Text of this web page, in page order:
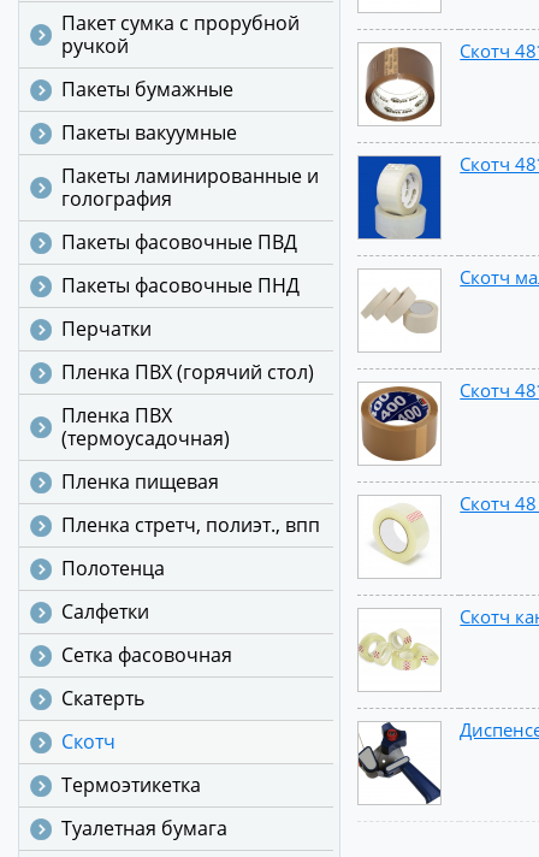
Пакет сумка с прорубной
ручкой
Пакеты бумажные
Пакеты вакуумные
Пакеты ламинированные и
голография
Пакеты фасовочные ПВД
Пакеты фасовочные ПНД
Перчатки
Пленка ПВХ (горячий стол)
Пленка ПВХ
(термоусадочная)
Пленка пищевая
Пленка стретч, полиэт., впп
Полотенца
Салфетки
Сетка фасовочная
Скатерть
Скотч
Термоэтикетка
Туалетная бумага
Скотч
Скотч
Скотч
Скотч
Скотч
Скотч